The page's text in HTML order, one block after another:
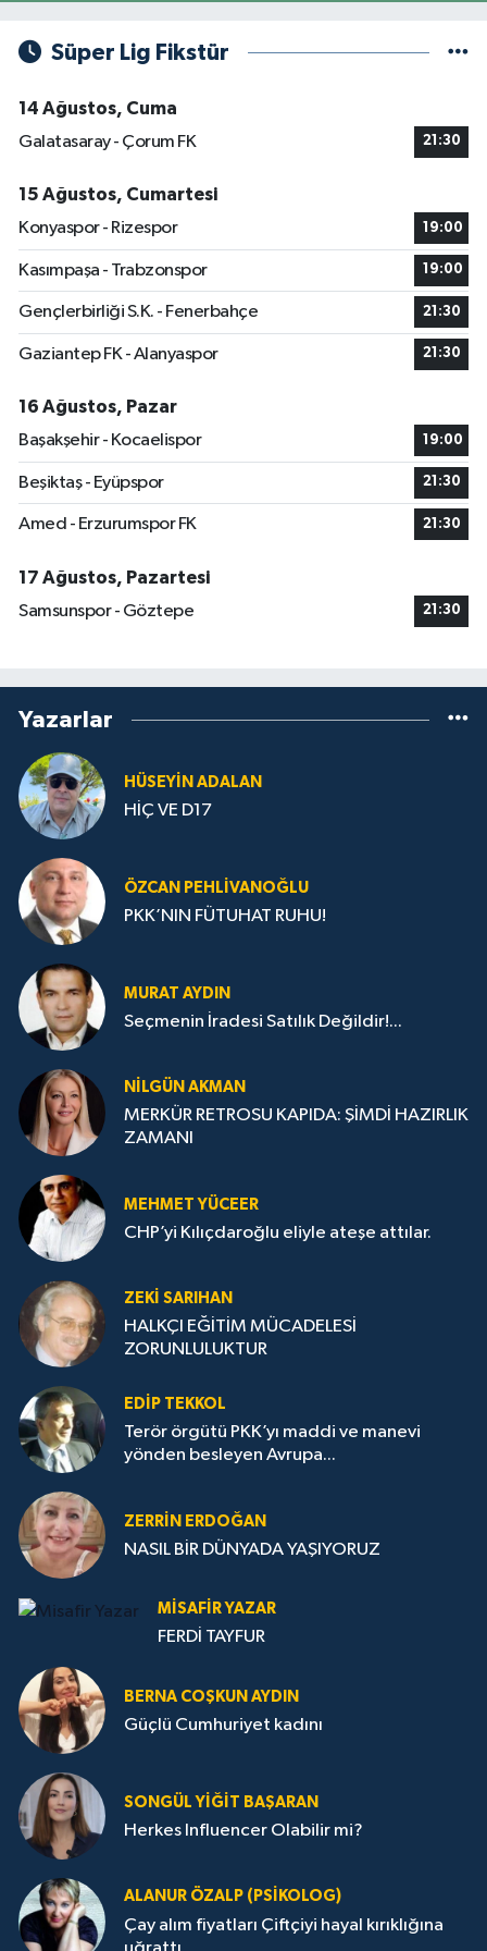
Süper Lig Fikstür
14 Ağustos, Cuma
Galatasaray - Çorum FK
21:30
15 Ağustos, Cumartesi
Konyaspor - Rizespor
19:00
Kasımpaşa - Trabzonspor 19:00
Gençlerbirliği S.K. - Fenerbahçe 21:30
Gaziantep FK - Alanyaspor 21:30
16 Ağustos, Pazar
Başakşehir - Kocaelispor
19:00
Beşiktaş - Eyüpspor 21:30
Amed - Erzurumspor FK 21:30
17 Ağustos, Pazartesi
Samsunspor - Göztepe
21:30
Yazarlar
HÜSEYIN ADALAN
HİÇ VE D17
ÖZCAN PEHLIVANOĞLU
PKK’NIN FÜTUHAT RUHU!
MURAT AYDIN
Seçmenin İradesi Satılık Değildir!...
NILGÜN AKMAN
MERKÜR RETROSU KAPIDA: ŞİMDİ HAZIRLIK
ZAMANI
MEHMET YÜCEER
CHP’yi Kılıçdaroğlu eliyle ateşe attılar.
ZEKI SARIHAN
HALKÇI EĞİTİM MÜCADELESİ
ZORUNLULUKTUR
EDIP TEKKOL
Terör örgütü PKK’yı maddi ve manevi
yönden besleyen Avrupa...
ZERRIN ERDOĞAN
NASIL BİR DÜNYADA YAŞIYORUZ
MISAFIR YAZAR
FERDİ TAYFUR
BERNA COŞKUN AYDIN
Güçlü Cumhuriyet kadını
SONGÜL YIĞIT BAŞARAN
Herkes Influencer Olabilir mi?
ALANUR ÖZALP (PSIKOLOG)
Çay alım fiyatları Çiftçiyi hayal kırıklığına